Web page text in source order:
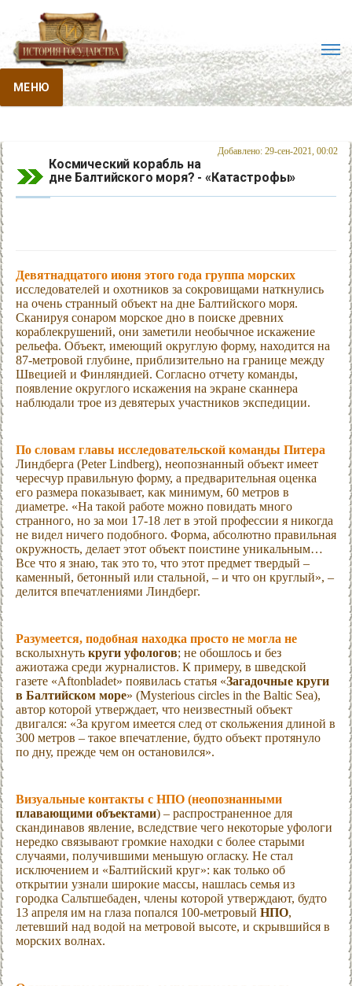
МЕНЮ
Добавлено: 29-сен-2021, 00:02
Космический корабль на
дне Балтийского моря? - «Катастрофы»
Девятнадцатого июня этого года группа морских
исследователей и охотников за сокровищами наткнулись
на очень странный объект на дне Балтийского моря.
Сканируя сонаром морское дно в поиске древних
кораблекрушений, они заметили необычное искажение
рельефа. Объект, имеющий округлую форму, находится на
87-метровой глубине, приблизительно на границе между
Швецией и Финляндией. Согласно отчету команды,
появление округлого искажения на экране сканнера
наблюдали трое из девятерых участников экспедиции.
По словам главы исследовательской команды Питера
Линдберга (Peter Lindberg), неопознанный объект имеет
чересчур правильную форму, а предварительная оценка
его размера показывает, как минимум, 60 метров в
диаметре. «На такой работе можно повидать много
странного, но за мои 17-18 лет в этой профессии я никогда
не видел ничего подобного. Форма, абсолютно правильная
окружность, делает этот объект поистине уникальным…
Все что я знаю, так это то, что этот предмет твердый –
каменный, бетонный или стальной, – и что он круглый», –
делится впечатлениями Линдберг.
Разумеется, подобная находка просто не могла не
всколыхнуть круги уфологов; не обошлось и без
ажиотажа среди журналистов. К примеру, в шведской
газете «Aftonbladet» появилась статья «Загадочные круги
в Балтийском море» (Mysterious circles in the Baltic Sea),
автор которой утверждает, что неизвестный объект
двигался: «За кругом имеется след от скольжения длиной в
300 метров – такое впечатление, будто объект протянуло
по дну, прежде чем он остановился».
Визуальные контакты с НПО (неопознанными
плавающими объектами) – распространенное для
скандинавов явление, вследствие чего некоторые уфологи
нередко связывают громкие находки с более старыми
случаями, получившими меньшую огласку. Не стал
исключением и «Балтийский круг»: как только об
открытии узнали широкие массы, нашлась семья из
городка Сальтшебаден, члены которой утверждают, будто
13 апреля им на глаза попался 100-метровый НПО,
летевший над водой на метровой высоте, и скрывшийся в
морских волнах.